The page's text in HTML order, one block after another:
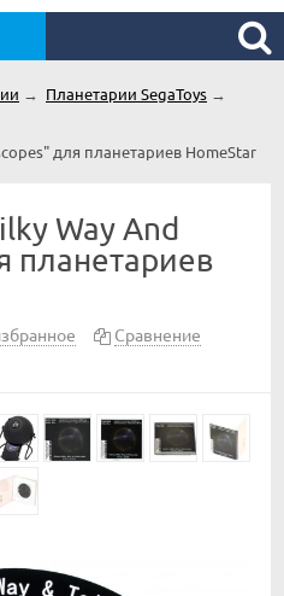
→ Планетарии SegaToys →
для планетариев HomeStar
Way And
планетариев
Сравнение